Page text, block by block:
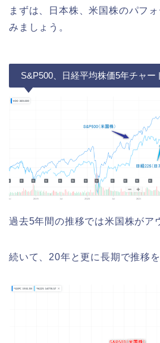
まずは、日本株、米国株のパフ
みましょう。
S&P500、日経平均株価5年チャー
過去5年間の推移では米国株がア
続いて、20年と更に長期で推移